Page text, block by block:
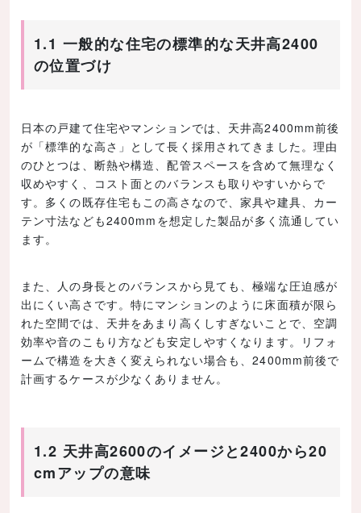
1.1 一般的な住宅の標準的な天井高2400
の位置づけ
日本の戸建て住宅やマンションでは、天井高2400mm前後
が「標準的な高さ」として長く採用されてきました。理由
のひとつは、断熱や構造、配管スペースを含めて無理なく
収めやすく、コスト面とのバランスも取りやすいからで
す。多くの既存住宅もこの高さなので、家具や建具、カー
テン寸法なども2400mmを想定した製品が多く流通してい
ます。
また、人の身長とのバランスから見ても、極端な圧迫感が
出にくい高さです。特にマンションのように床面積が限ら
れた空間では、天井をあまり高くしすぎないことで、空調
効率や音のこもり方なども安定しやすくなります。リフォ
ームで構造を大きく変えられない場合も、2400mm前後で
計画するケースが少なくありません。
1.2 天井高2600のイメージと2400から20
cmアップの意味